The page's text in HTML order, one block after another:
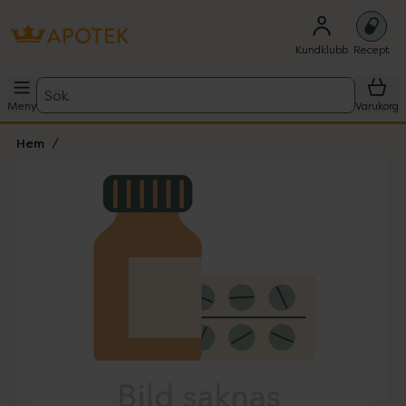
Kundklubb Recept
Meny
Sök
Varukorg
Hem
Lista: . Innehåller 1 objekt.